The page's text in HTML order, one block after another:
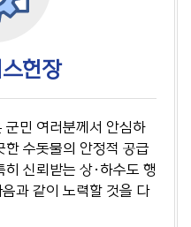
헌장
군민 여러분께서 안심하
수돗물의 안정적 공급
신뢰받는 상·하수도 행
과 같이 노력할 것을 다